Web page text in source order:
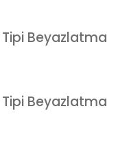
Tipi Beyazlatma
Tipi Beyazlatma